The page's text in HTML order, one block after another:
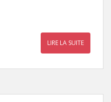
LIRE LA SUITE